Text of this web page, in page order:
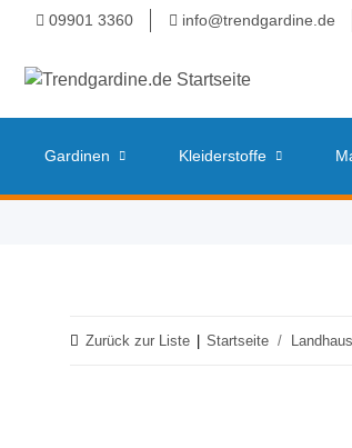
09901 3360 info@trendgardine.de
Gardinen Kleiderstoffe
Zurück zur Liste Startseite Landhaus